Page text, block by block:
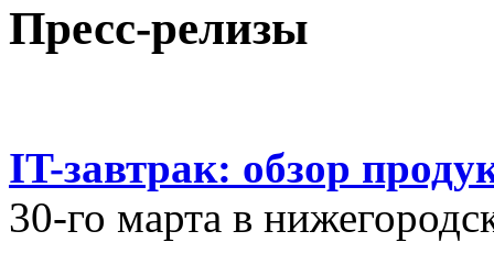
Пресс-релизы
IT-завтрак: обзор
30-го марта в